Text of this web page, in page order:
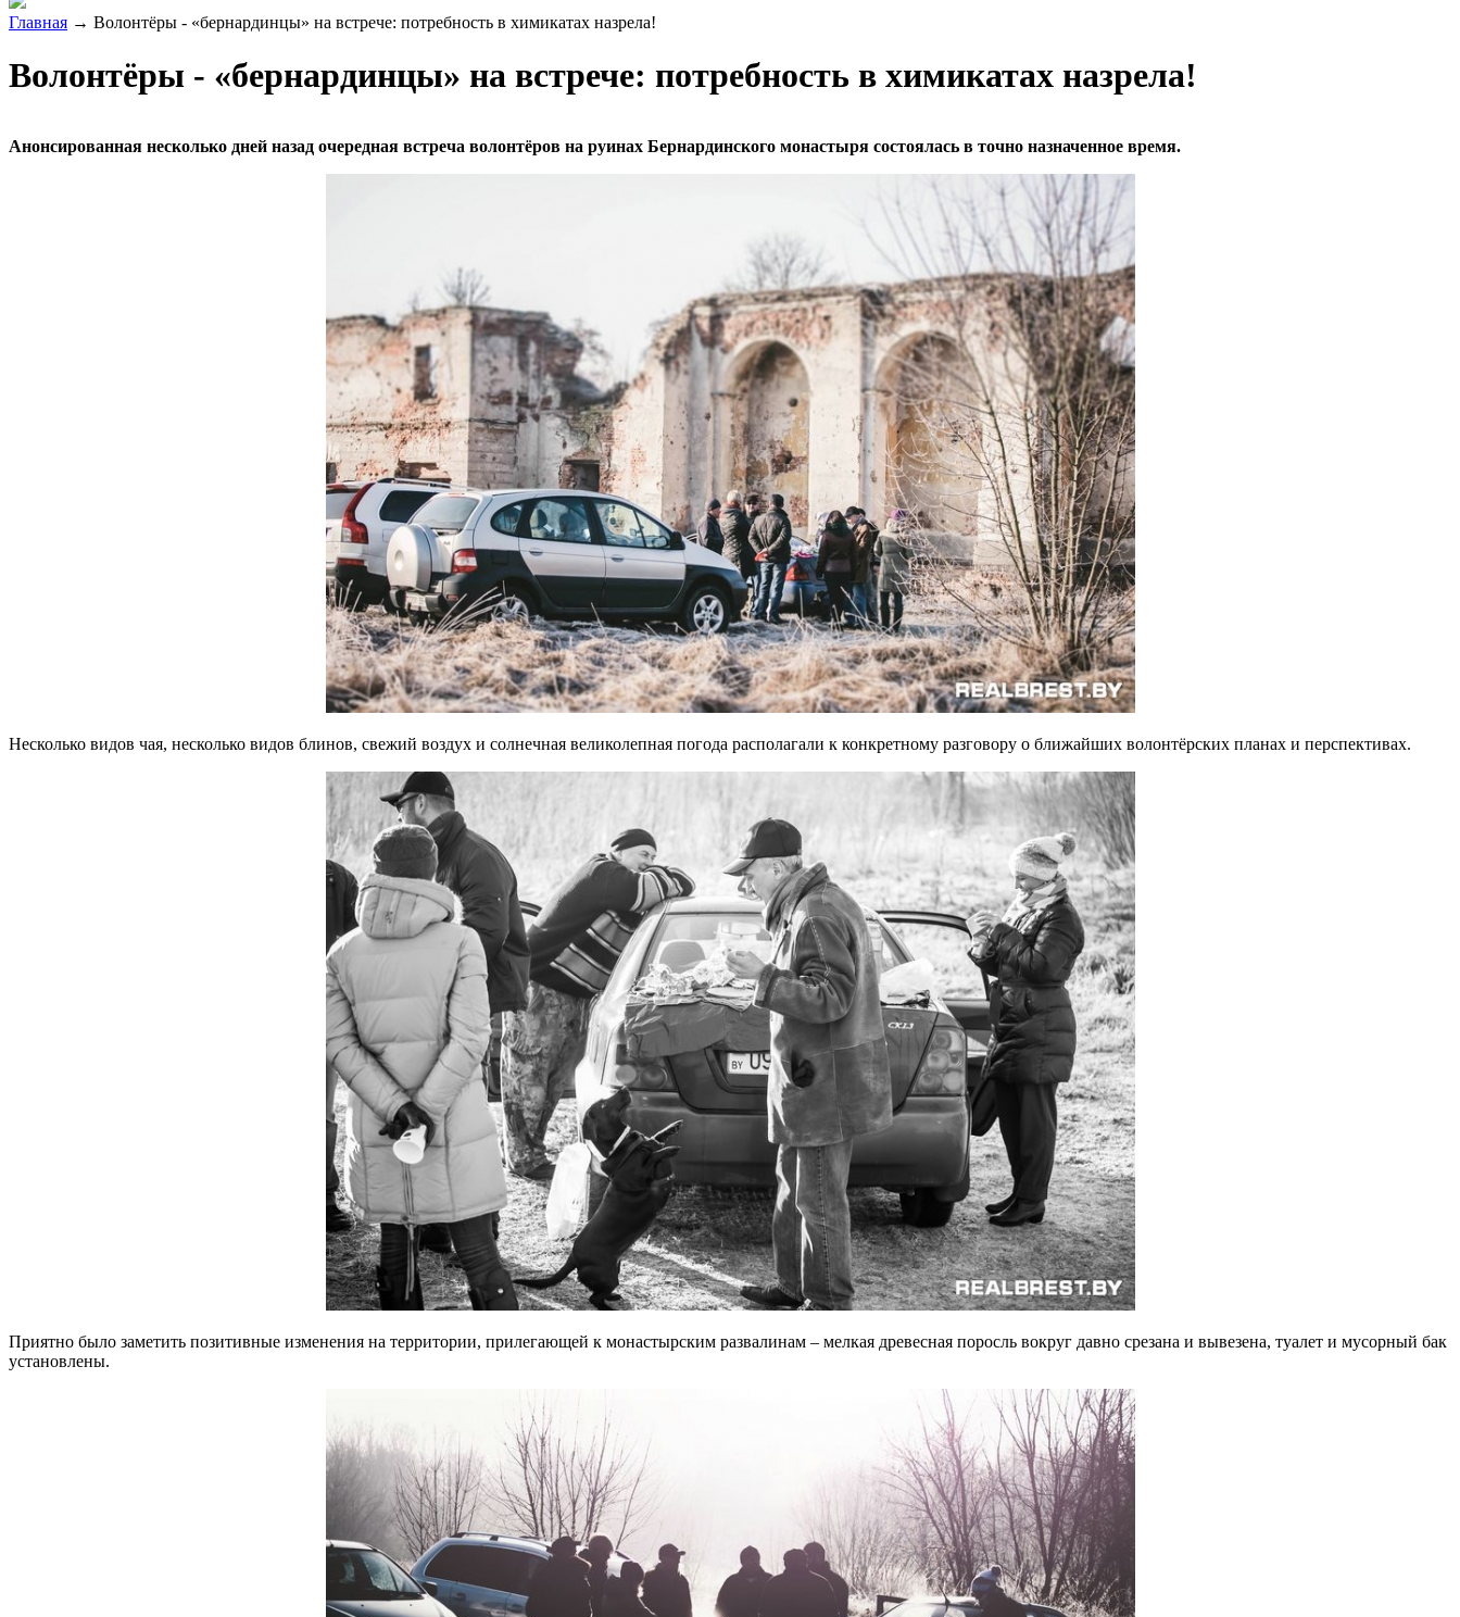
Главная → Волонтёры - «бернардинцы» на встрече: потребность в химикатах назрела!
Волонтёры - «бернардинцы» на встрече: потребность в химикатах назрела!
Анонсированная несколько дней назад очередная встреча волонтёров на руинах Бернардинского монастыря состоялась в точно назначенное время.
Несколько видов чая, несколько видов блинов, свежий воздух и солнечная великолепная погода располагали к конкретному разговору о ближайших волонтёрских планах и перспективах.
Приятно было заметить позитивные изменения на территории, прилегающей к монастырским развалинам – мелкая древесная поросль вокруг давно срезана и вывезена, туалет и мусорный бак
установлены.